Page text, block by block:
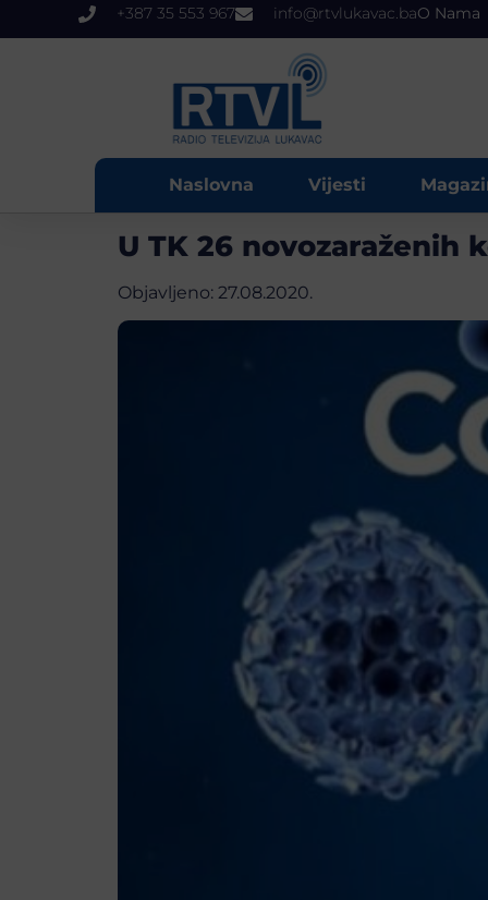
+387 35 553 967 info@rtvlukavac.baO Nama
Naslovna Vijesti
U TK 26 novozaraženih
Objavljeno: 27.08.2020.